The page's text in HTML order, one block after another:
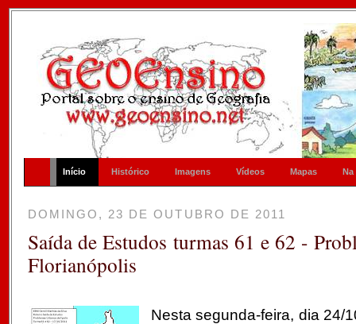
Início Histórico Imagens Vídeos Mapas Na
DOMINGO, 23 DE OUTUBRO DE 2011
Saída de Estudos turmas 61 e 62 -
Florianópolis
Nesta segunda-feira, dia 24/